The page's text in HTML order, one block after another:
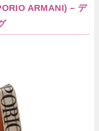
ARMANI) – デ